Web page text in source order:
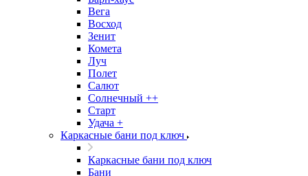
Вега
Восход
Зенит
Комета
Луч
Полет
Салют
Солнечный ++
Старт
Удача +
Каркасные бани под ключ
Каркасные бани под ключ
Бани